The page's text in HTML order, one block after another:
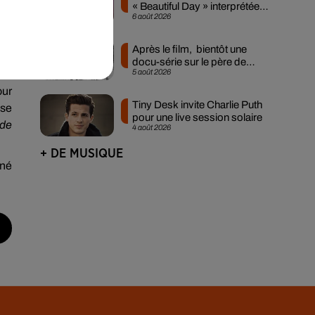
6 août 2026
« Beautiful Day » interprétée
lors des...
5 août 2026
Après le film, bientôt une
docu-série sur le père de
Michael Jackson
4 août 2026
Tiny Desk invite Charlie Puth
pour une live session solaire
+ DE MUSIQUE